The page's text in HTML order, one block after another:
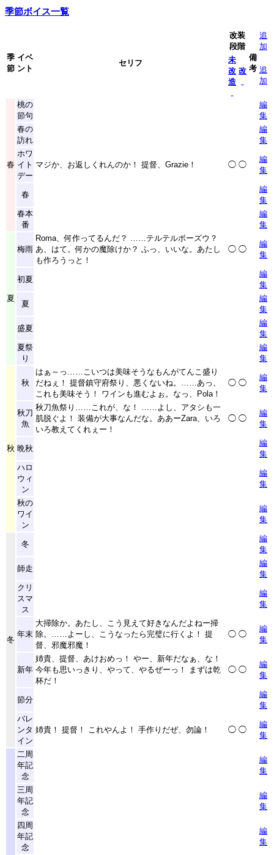
季節ボイス一覧
季
節
イベ
ント
セリフ
改装
段階
備
考
追
加
未
改
造
改
追
加
春
桃の
節句
編
集
春の
訪れ
編
集
ホワ
イト
デー
マジか、お返しくれんのか！ 提督、Grazie！ ◯ ◯
編
集
春
編
集
春本
番
編
集
夏
梅雨
Roma、何作ってるんだ？ ……テルテルボーズウ？
あ、はて。何かの魔除けか？ ふっ、いいな。あたし
も作ろうっと！
◯ ◯
編
集
初夏
編
集
夏
編
集
盛夏
編
集
夏祭
り
編
集
秋
秋
はぁ～っ……こいつは美味そうなもんがてんこ盛り
だねぇ！ 提督鎮守府祭り、悪くないね。……あっ、
これも美味そう！ ワインも進むよぉ。なっ、Pola！
◯ ◯
編
集
秋刀
魚
秋刀魚祭り……これが、な！ ……よし、アタシも一
肌脱ぐよ！ 装備が大事なんだな。ああーZara、いろ
いろ教えてくれぇー！
◯ ◯
編
集
晩秋
編
集
ハロ
ウィ
ン
編
集
秋の
ワイ
ン
編
集
冬
冬
編
集
師走
編
集
クリ
スマ
ス
編
集
年末
大掃除か。あたし、こう見えて好きなんだよねー掃
除。……よーし、こうなったら完璧に行くよ！ 提
督、邪魔邪魔！
◯ ◯
編
集
新年
姉貴、提督、あけおめっ！ やー、新年だなぁ、な！
今年も思いっきり、やって、やるぜーっ！ まずは乾
杯だ！
◯ ◯
編
集
節分
編
集
バレ
ンタ
イン
姉貴！ 提督！ これやんよ！ 手作りだぜ、勿論！ ◯ ◯
編
集
二周
年記
念
編
集
三周
年記
念
編
集
四周
年記
念
編
集